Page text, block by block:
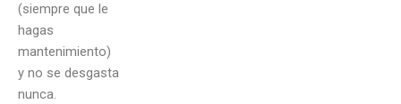
(siempre que le
hagas
mantenimiento)
y no se desgasta
nunca.